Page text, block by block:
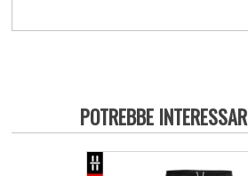
POTREBBE